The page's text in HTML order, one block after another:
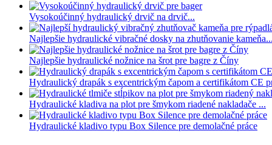
Vysokoúčinný hydraulický drvič na drvič...
Najlepšie hydraulické vibračné dosky na zhutňovanie kameňa...
Najlepšie hydraulické nožnice na šrot pre bagre z Číny
Hydraulický drapák s excentrickým čapom a certifikátom CE
Hydraulické kladiva na plot pre šmykom riadené nakladače ...
Hydraulické kladivo typu Box Silence pre demolačné práce